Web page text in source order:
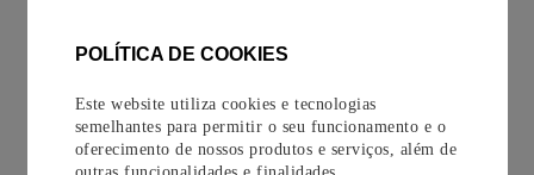
POLÍTICA DE COOKIES
Este website utiliza cookies e tecnologias
semelhantes para permitir o seu funcionamento e o
oferecimento de nossos produtos e serviços, além de